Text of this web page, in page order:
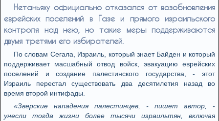
Нетаньяху официально отказался от возобновления
еврейских поселений в Газе и прямого израильского
контроля над нею, но такие меры поддерживаются
двумя третями его избирателей.
По словам Сегала, Израиль, который знает Байден и который
поддерживает масшабный отвод войск, эвакуацию еврейских
поселений и создание палестинского государства, - этот
Израиль перестал существовать два десятилетия назад во
время второй интифады.
«Зверские нападения палестинцев, - пишет автор, -
унесли тогда жизни более тысячи израильтян, включая